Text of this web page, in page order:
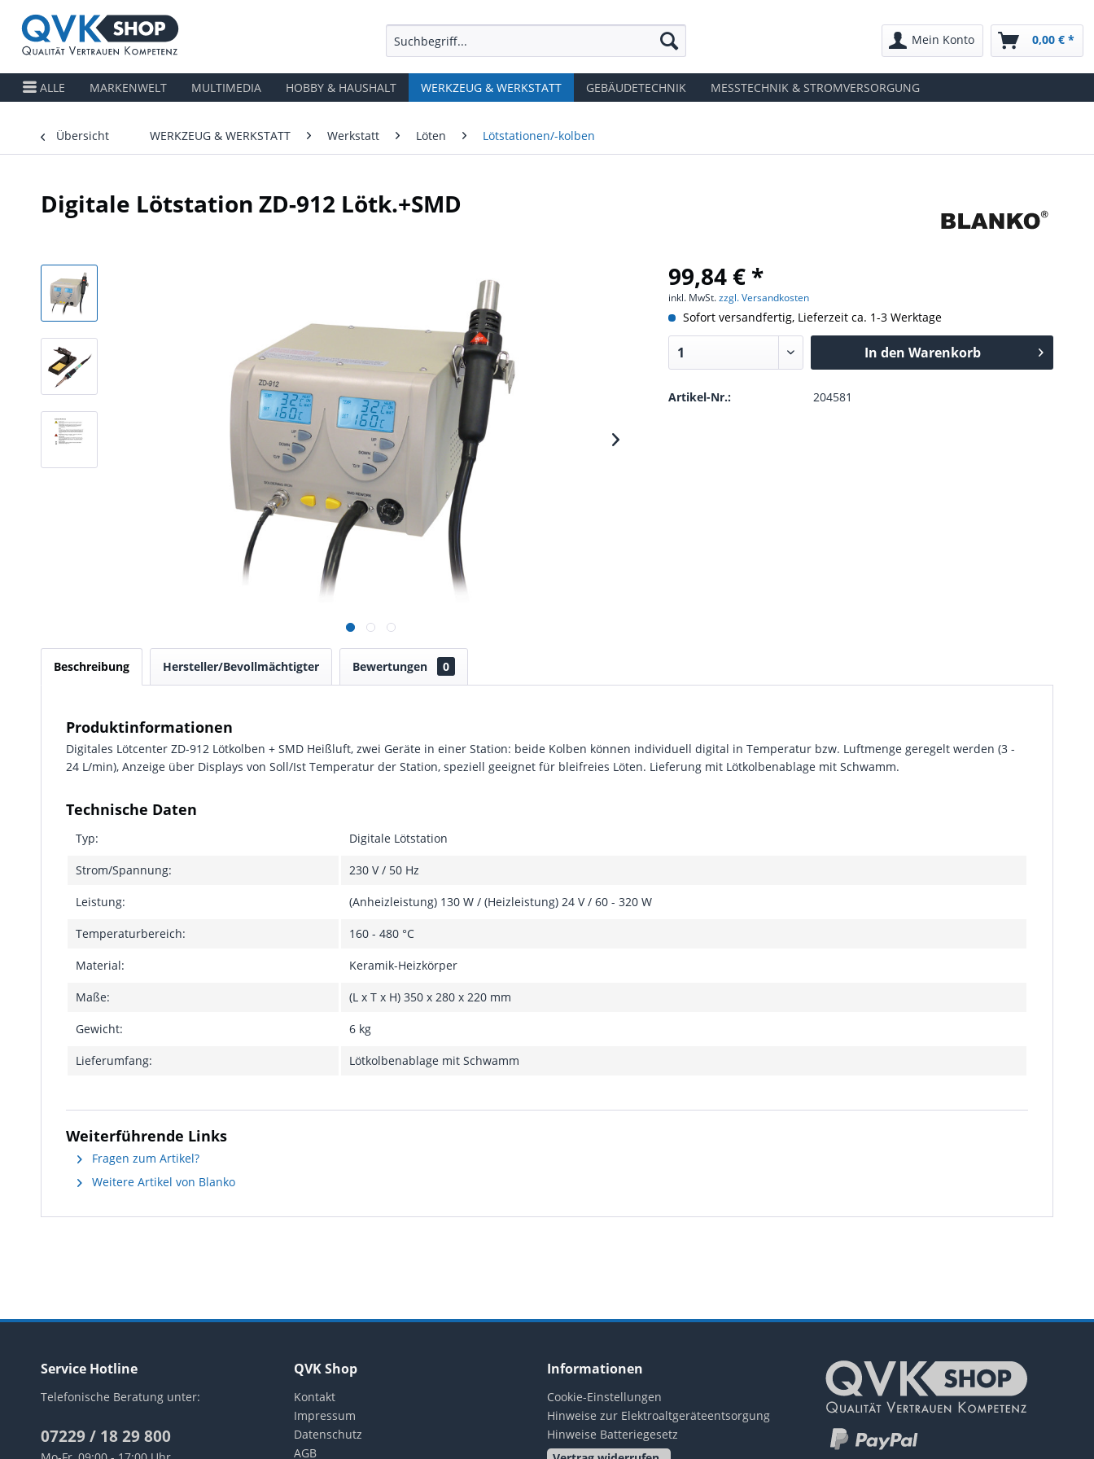
Mein Konto 0,00 € *
ALLE MARKENWELT MULTIMEDIA HOBBY & HAUSHALT WERKZEUG & WERKSTATT GEBÄUDETECHNIK MESSTECHNIK & STROMVERSORGUNG
Übersicht WERKZEUG & WERKSTATT Werkstatt Löten Lötstationen/-kolben
Digitale Lötstation ZD-912 Lötk.+SMD
99,84 € *
inkl. MwSt.zzgl. Versandkosten
Sofort versandfertig, Lieferzeit ca. 1-3 Werktage
In den Warenkorb
Artikel-Nr.: 204581
Beschreibung Hersteller/Bevollmächtigter Bewertungen 0
Produktinformationen
Digitales Lötcenter ZD-912 Lötkolben + SMD Heißluft, zwei Geräte in einer Station: beide Kolben können individuell digital in Temperatur bzw. Luftmenge geregelt werden (3 -
24 L/min), Anzeige über Displays von Soll/Ist Temperatur der Station, speziell geeignet für bleifreies Löten. Lieferung mit Lötkolbenablage mit Schwamm.
Technische Daten
Typ: Digitale Lötstation
Strom/Spannung: 230 V / 50 Hz
Leistung: (Anheizleistung) 130 W / (Heizleistung) 24 V / 60 - 320 W
Temperaturbereich: 160 - 480 °C
Material: Keramik-Heizkörper
Maße: (L x T x H) 350 x 280 x 220 mm
Gewicht: 6 kg
Lieferumfang: Lötkolbenablage mit Schwamm
Weiterführende Links
Fragen zum Artikel?
Weitere Artikel von Blanko
Service Hotline
Telefonische Beratung unter:
07229 / 18 29 800
QVK Shop
Kontakt
Impressum
Datenschutz
AGB
Informationen
Cookie-Einstellungen
Hinweise zur Elektroaltgeräteentsorgung
Hinweise Batteriegesetz